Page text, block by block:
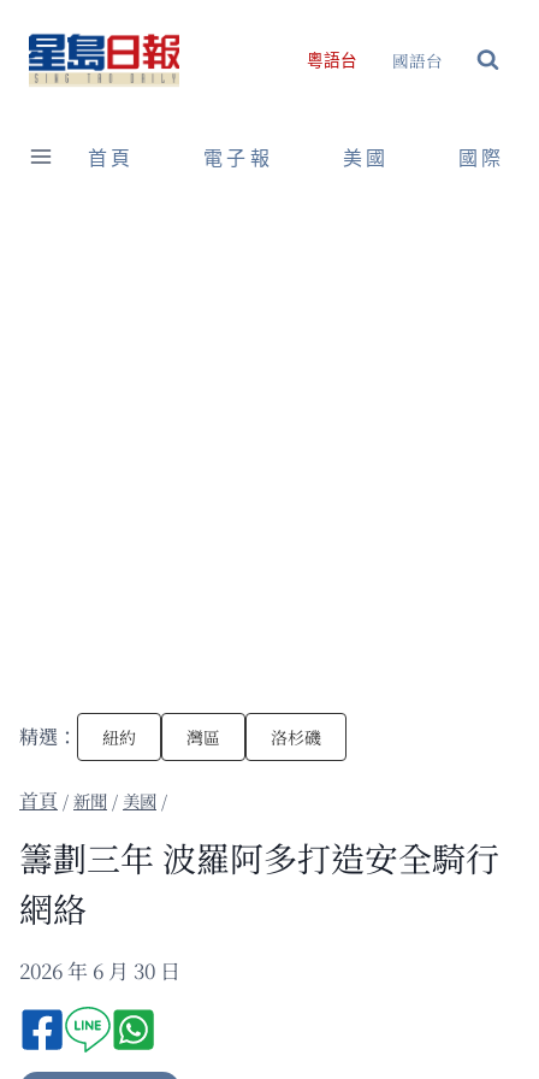
content
粵語台 國語台
首頁 電子報 美國 國際
精選： 紐約 灣區 洛杉磯
/新聞 / 美國 /
籌劃三年 波羅阿多打造安全騎行
網絡
2026 年 6 月 30 日